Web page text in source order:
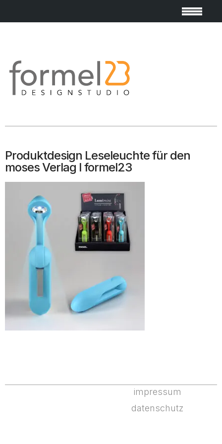
Produktdesign Leseleuchte für den
moses Verlag I formel23
impressum
datenschutz